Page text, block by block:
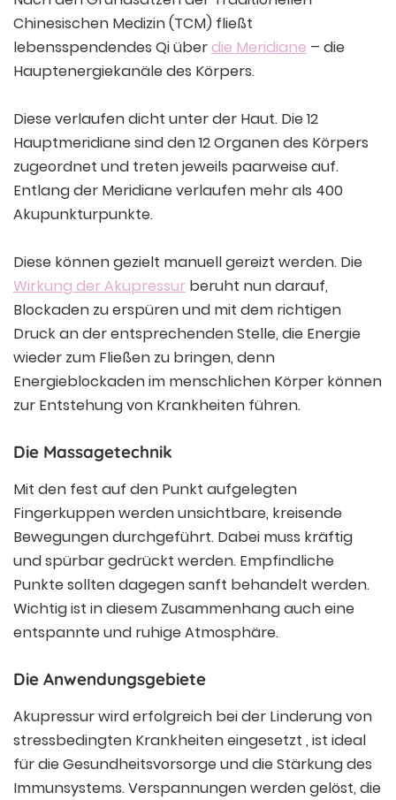
Chinesischen Medizin (TCM) fließt
lebensspendendes Qi überdie Meridiane – die
Hauptenergiekanäle des Körpers.
Diese verlaufen dicht unter der Haut. Die 12
Hauptmeridiane sind den 12 Organen des Körpers
zugeordnet und treten jeweils paarweise auf.
Entlang der Meridiane verlaufen mehr als 400
Akupunkturpunkte.
Diese können gezielt manuell gereizt werden. Die
Wirkung der Akupressur beruht nun darauf,
Blockaden zu erspüren und mit dem richtigen
Druck an der entsprechenden Stelle, die Energie
wieder zum Fließen zu bringen, denn
Energieblockaden im menschlichen Körper können
zur Entstehung von Krankheiten führen.
Die Massagetechnik
Mit den fest auf den Punkt aufgelegten
Fingerkuppen werden unsichtbare, kreisende
Bewegungen durchgeführt. Dabei muss kräftig
und spürbar gedrückt werden. Empfindliche
Punkte sollten dagegen sanft behandelt werden.
Wichtig ist in diesem Zusammenhang auch eine
entspannte und ruhige Atmosphäre.
Die Anwendungsgebiete
Akupressur wird erfolgreich bei der Linderung von
stressbedingten Krankheiten eingesetzt , ist ideal
für die Gesundheitsvorsorge und die Stärkung des
Immunsystems. Verspannungen werden gelöst, die